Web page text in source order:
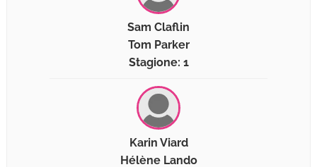
Sam Claflin
Tom Parker
Stagione: 1
Karin Viard
Hélène Lando